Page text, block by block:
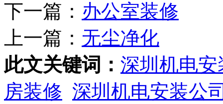
下一篇： 办公室装修
上一篇： 无尘净化
此文关键词： 深圳机电安
房装修 深圳机电安装公